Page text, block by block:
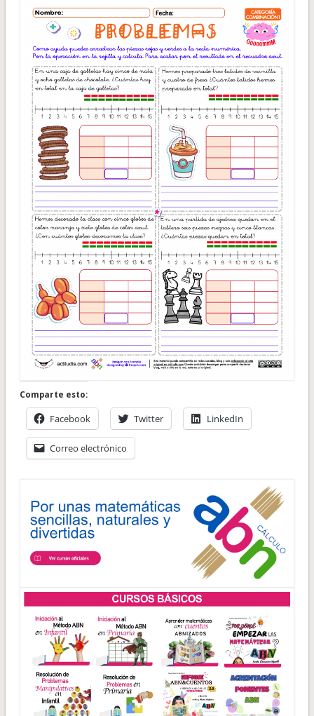
Comparte esto:
Facebook Twitter LinkedIn
Correo electrónico